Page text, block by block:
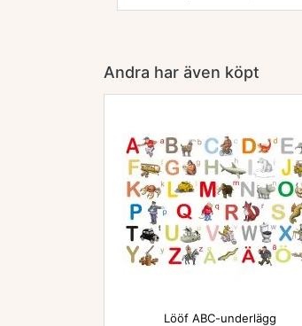
Andra har även köpt

Lööf ABC-underlägg